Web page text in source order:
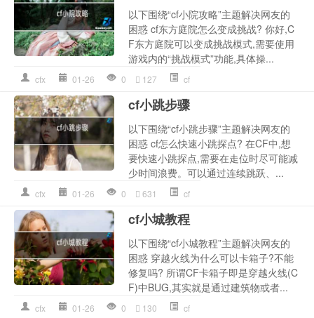
以下围绕“cf小院攻略”主题解决网友的
困惑 cf东方庭院怎么变成挑战? 你好,C
F东方庭院可以变成挑战模式,需要使用
游戏内的“挑战模式”功能,具体操...
cfx 01-26 0 127 cf
cf小跳步骤
以下围绕“cf小跳步骤”主题解决网友的
困惑 cf怎么快速小跳探点? 在CF中,想
要快速小跳探点,需要在走位时尽可能减
少时间浪费。可以通过连续跳跃、...
cfx 01-26 0 631 cf
cf小城教程
以下围绕“cf小城教程”主题解决网友的
困惑 穿越火线为什么可以卡箱子?不能
修复吗? 所谓CF卡箱子即是穿越火线(C
F)中BUG,其实就是通过建筑物或者...
cfx 01-26 0 130 cf